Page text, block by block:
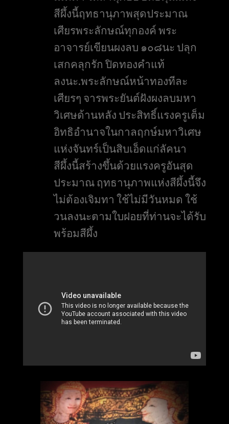
สีผึ้งนี้ฤทธานุภาพสุดประมาณ
เศียรพระลักษณ์ทุกองค์ พระ
อาจารย์เขียนผงลบ ๑๐๘นะ ปลุก
เสกคลุกรัก ปิดทองคำแท้
ลงนะ.พระลักษณ์หน้าทองทีละ
เศียรๆ จารพระยันต์ฝังผงลบมหา
วิเศษด้านหลัง ประสิทธิ์แรงครูเต็ม
อิทธิอำนาจในกาลฤกษ์มหาวิเศษ
แห่งจันทร์เป็นสิบเอ็ดแก่ลัคนา
สีผึ้งนี้สร้างขึ้นด้วยแรงครูอันสุด
ประมาณ ฤทธานุภาพแห่งสีผึ้งนี้จึง
ไม่ต้องเจิมทา ใช้ไม่มีวันหมด ใช้
วนลงนะตามใบฝอยที่ท่านจะได้รับ
พร้อมสีผึ้ง